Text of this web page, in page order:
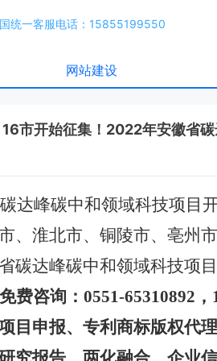
统一客服电话：15855199550
网站建设
16市开始征集！2022年安徽省
达峰碳中和领域科技项目
、淮北市、铜陵市、亳州
碳达峰碳中和领域科技项
费咨询：0551-65310892
项目申报、专利商标版权